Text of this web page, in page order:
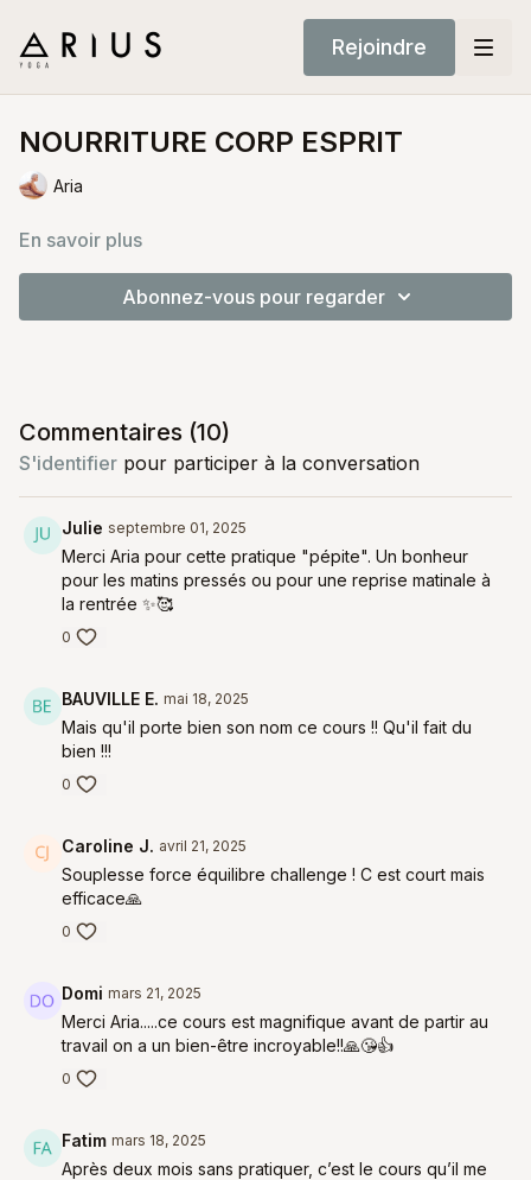
Rejoindre
NOURRITURE CORP ESPRIT
Aria
En savoir plus
Abonnez-vous pour regarder
Commentaires (10)
S'identifier pour participer à la conversation
Julie septembre 01, 2025
Merci Aria pour cette pratique "pépite". Un bonheur
pour les matins pressés ou pour une reprise matinale à
la rentrée ✨🥰
0
BAUVILLE E. mai 18, 2025
Mais qu'il porte bien son nom ce cours !! Qu'il fait du
bien !!!
0
Caroline J. avril 21, 2025
Souplesse force équilibre challenge ! C est court mais
efficace🙏
0
Domi mars 21, 2025
Merci Aria.....ce cours est magnifique avant de partir au
travail on a un bien-être incroyable!!🙏😘👍
0
Fatim mars 18, 2025
Après deux mois sans pratiquer, c’est le cours qu’il me